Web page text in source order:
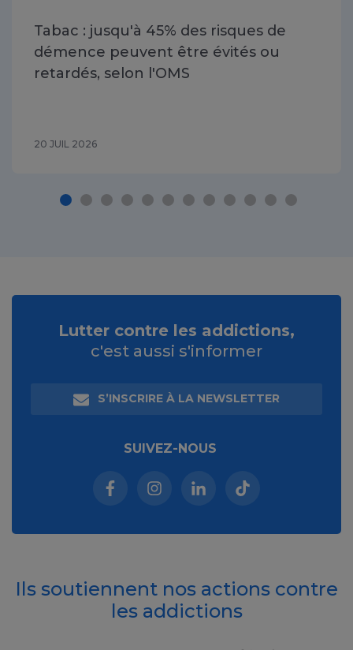
Tabac : jusqu'à 45% des risques de
démence peuvent être évités ou
retardés, selon l'OMS
20 JUIL 2026
Lutter contre les addictions,
c'est aussi s'informer
S’INSCRIRE À LA NEWSLETTER
SUIVEZ-NOUS
Facebook (nouvelle fenêtre)
Instagram (nouvelle fenêtre)
Linkedin (nouvelle
Tiktok (nouvelle
Ils soutiennent nos actions contre
les addictions